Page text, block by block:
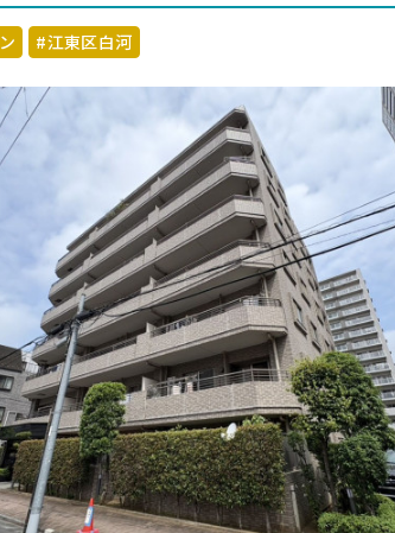
#江東区白河